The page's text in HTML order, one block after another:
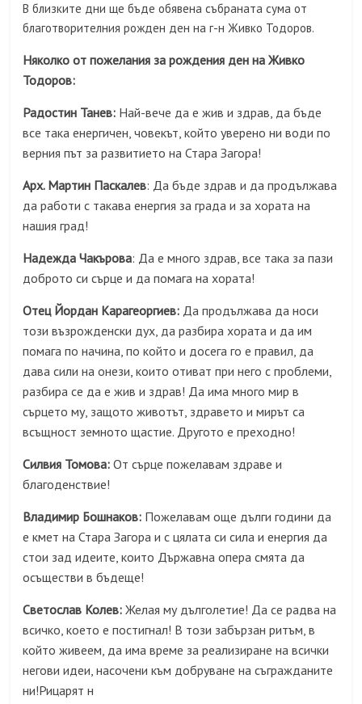
В близките дни ще бъде обявена събраната сума от
благотворителния рожден ден на г-н Живко Тодоров.
Няколко от пожелания за рождения ден на Живко
Тодоров:
Радостин Танев: Най-вече да е жив и здрав, да бъде
все така енергичен, човекът, който уверено ни води по
верния път за развитието на Стара Загора!
Арх. Мартин Паскалев: Да бъде здрав и да продължава
да работи с такава енергия за града и за хората на
нашия град!
Надежда Чакърова: Да е много здрав, все така за пази
доброто си сърце и да помага на хората!
Отец Йордан Карагеоргиев: Да продължава да носи
този възрожденски дух, да разбира хората и да им
помага по начина, по който и досега го е правил, да
дава сили на онези, които отиват при него с проблеми,
разбира се да е жив и здрав! Да има много мир в
сърцето му, защото животът, здравето и мирът са
всъщност земното щастие. Другото е преходно!
Силвия Томова: От сърце пожелавам здраве и
благоденствие!
Владимир Бошнаков: Пожелавам още дълги години да
е кмет на Стара Загора и с цялата си сила и енергия да
стои зад идеите, които Държавна опера смята да
осъществи в бъдеще!
Светослав Колев: Желая му дълголетие! Да се радва на
всичко, което е постигнал! В този забързан ритъм, в
който живеем, да има време за реализиране на всички
негови идеи, насочени към добруване на съгражданите
ни!Рицарят н